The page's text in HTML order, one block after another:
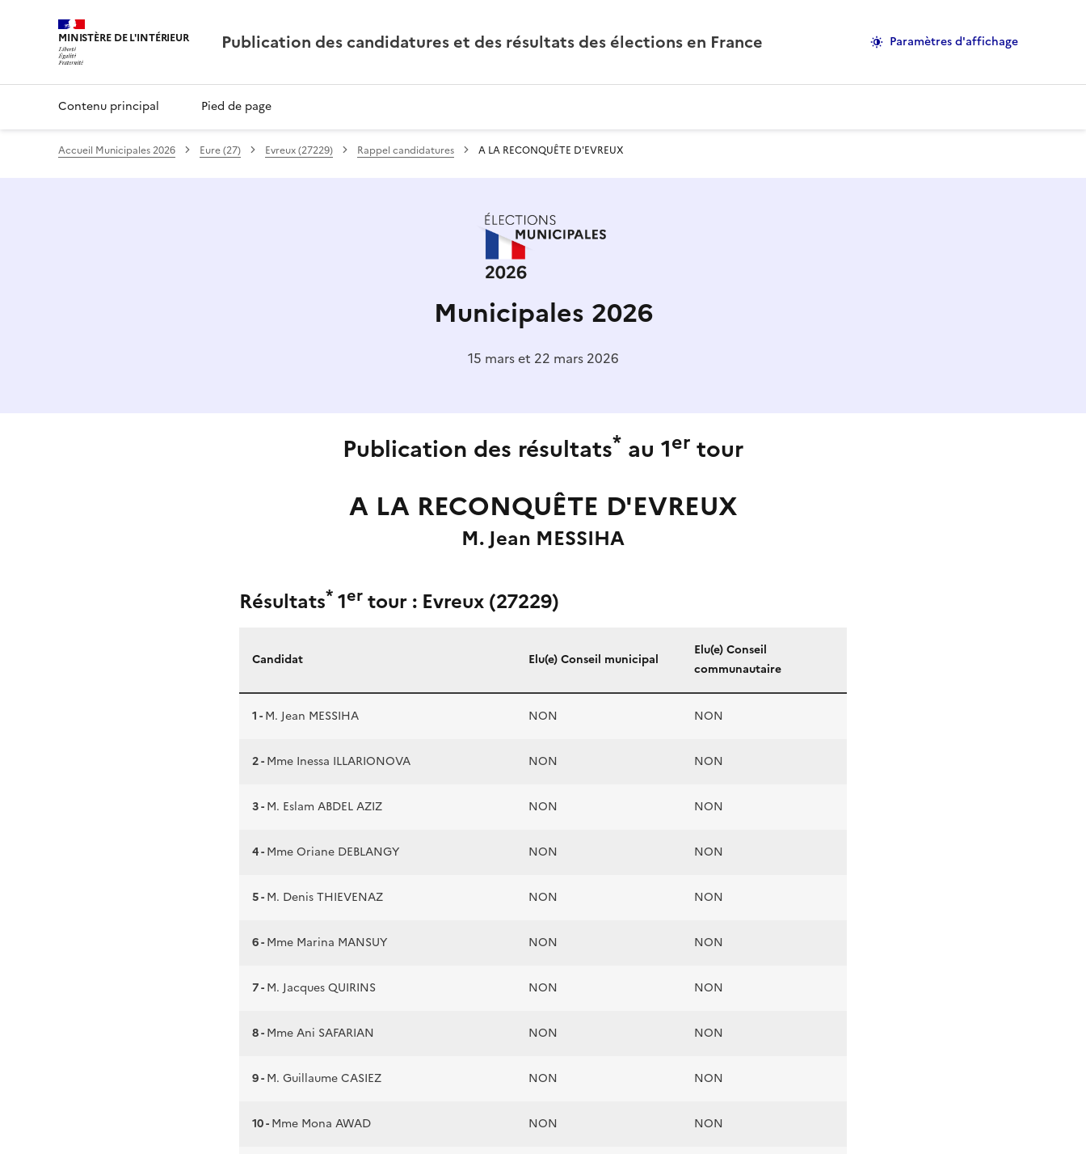
MINISTÈRE DE L'INTÉRIEUR Publication des candidatures et des résultats des élections en France Paramètres d'affichage
Contenu principal Pied de page
Accueil Municipales 2026 Eure (27) Evreux (27229) Rappel candidatures A LA RECONQUÊTE D'EVREUX
Municipales 2026
15 mars et 22 mars 2026
Publication des résultats* au 1er tour
A LA RECONQUÊTE D'EVREUX
M. Jean MESSIHA
Résultats* 1er tour : Evreux (27229)
Candidat Elu(e) Conseil municipal
Elu(e) Conseil
communautaire
1 -M. Jean MESSIHA NON NON
2 -Mme Inessa ILLARIONOVA NON NON
3 -M. Eslam ABDEL AZIZ NON NON
4 -Mme Oriane DEBLANGY NON NON
5 -M. Denis THIEVENAZ NON NON
6 -Mme Marina MANSUY NON NON
7 -M. Jacques QUIRINS NON NON
8 -Mme Ani SAFARIAN NON NON
9 -M. Guillaume CASIEZ NON NON
10 -Mme Mona AWAD NON NON